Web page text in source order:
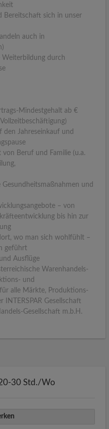
Bereitschaft sich in unser
auch in
Weiterbildung durch
Mindestgehalt ab €
den Jahreseinkauf und
von Beruf und Familie (u.a.
Gesundheitsmaßnahmen und
– von
bis hin zur
wo man sich wohlfühlt –
geführt
Ausflüge
Warenhandels-
und
alle Märkte, Produktions-
INTERSPAR Gesellschaft
Gesellschaft m.b.H.
30 Std./Wo